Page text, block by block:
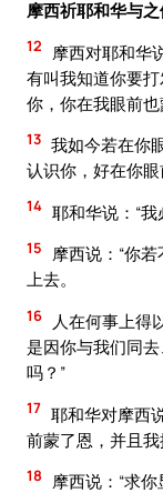
摩西祈耶和华与
12
摩西对耶和华
有叫我知道你要
你，你在我眼前也
13 我如今若在你
认识你，好在你
14 耶和华说：“
15
摩西说：“你
上去。
16
人在何事上得
是因你与我们同
吗？”
17 耶和华对摩西
前蒙了恩，并且
18 摩西说：“求